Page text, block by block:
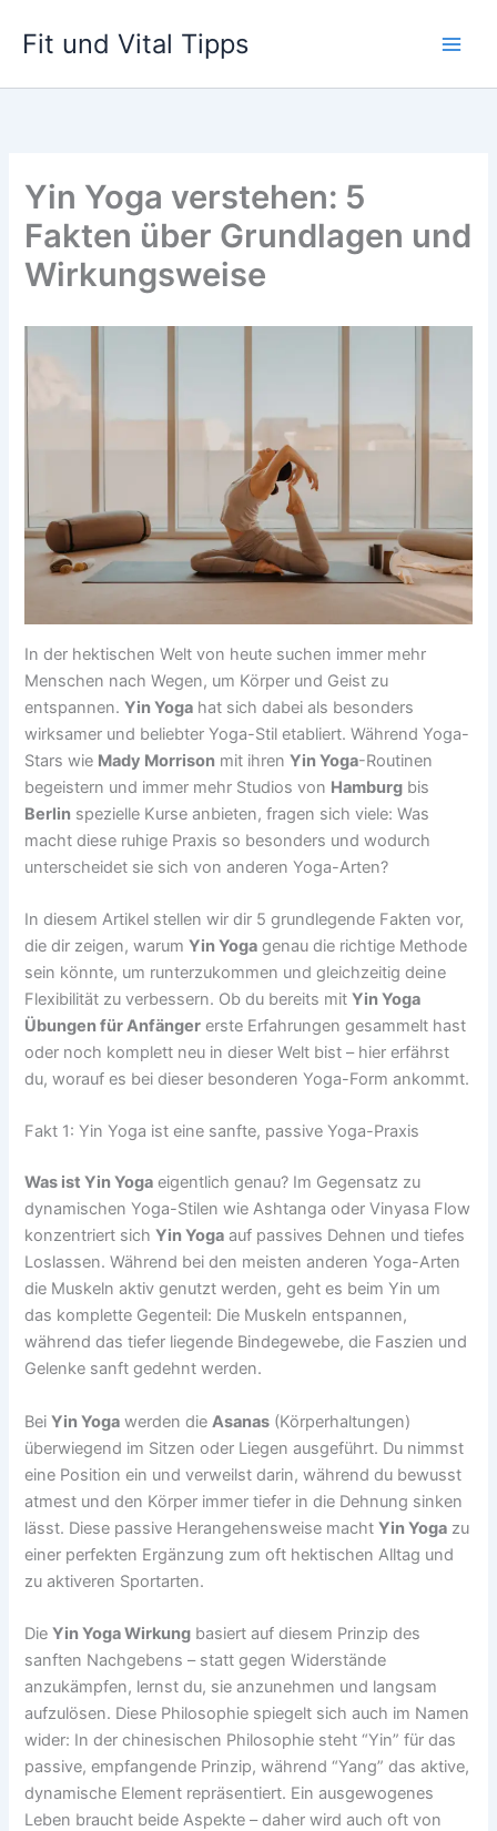
InhaltFit und Vital Tipps
Yin Yoga verstehen: 5
Fakten über Grundlagen und
Wirkungsweise
In der hektischen Welt von heute suchen immer mehr
Menschen nach Wegen, um Körper und Geist zu
entspannen.Yin Yoga hat sich dabei als besonders
wirksamer und beliebter Yoga-Stil etabliert. Während Yoga-
Stars wie Mady Morrison mit ihrenYin Yoga-Routinen
begeistern und immer mehr Studios von Hamburg bis
Berlin spezielle Kurse anbieten, fragen sich viele: Was
macht diese ruhige Praxis so besonders und wodurch
unterscheidet sie sich von anderen Yoga-Arten?
In diesem Artikel stellen wir dir 5 grundlegende Fakten vor,
die dir zeigen, warumYin Yoga genau die richtige Methode
sein könnte, um runterzukommen und gleichzeitig deine
Flexibilität zu verbessern. Ob du bereits mitYin Yoga
Übungen für Anfänger erste Erfahrungen gesammelt hast
oder noch komplett neu in dieser Welt bist – hier erfährst
du, worauf es bei dieser besonderen Yoga-Form ankommt.
Fakt 1: Yin Yoga ist eine sanfte, passive Yoga-Praxis
Was ist Yin Yoga eigentlich genau? Im Gegensatz zu
dynamischen Yoga-Stilen wie Ashtanga oder Vinyasa Flow
konzentriert sichYin Yoga auf passives Dehnen und tiefes
Loslassen. Während bei den meisten anderen Yoga-Arten
die Muskeln aktiv genutzt werden, geht es beim Yin um
das komplette Gegenteil: Die Muskeln entspannen,
während das tiefer liegende Bindegewebe, die Faszien und
Gelenke sanft gedehnt werden.
BeiYin Yoga werden die Asanas (Körperhaltungen)
überwiegend im Sitzen oder Liegen ausgeführt. Du nimmst
eine Position ein und verweilst darin, während du bewusst
atmest und den Körper immer tiefer in die Dehnung sinken
lässt. Diese passive Herangehensweise machtYin Yoga zu
einer perfekten Ergänzung zum oft hektischen Alltag und
zu aktiveren Sportarten.
DieYin Yoga Wirkung basiert auf diesem Prinzip des
sanften Nachgebens – statt gegen Widerstände
anzukämpfen, lernst du, sie anzunehmen und langsam
aufzulösen. Diese Philosophie spiegelt sich auch im Namen
wider: In der chinesischen Philosophie steht “Yin” für das
passive, empfangende Prinzip, während “Yang” das aktive,
dynamische Element repräsentiert. Ein ausgewogenes
Leben braucht beide Aspekte – daher wird auch oft von